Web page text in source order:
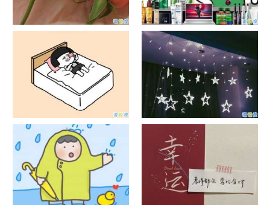
官宣恋爱的说说配图 官宣句子
抖音摆地摊文案 摆地摊的搞笑
说说带图片
谐音梗土味情话大全带图片 油
腻搞笑的土味情话
很酷的霸气句子带图片 最新霸
气说说高冷范